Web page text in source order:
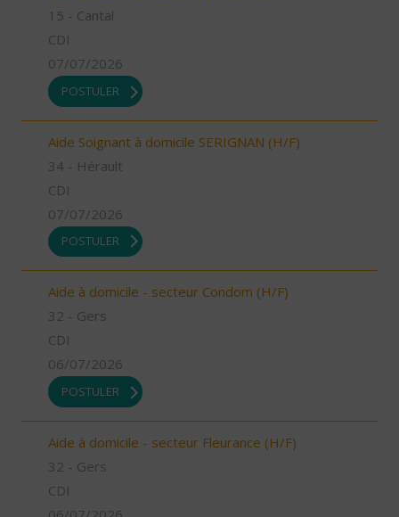
15 - Cantal
CDI
07/07/2026
POSTULER
Aide Soignant à domicile SERIGNAN (H/F)
34 - Hérault
CDI
07/07/2026
POSTULER
Aide à domicile - secteur Condom (H/F)
32 - Gers
CDI
06/07/2026
POSTULER
Aide à domicile - secteur Fleurance (H/F)
32 - Gers
CDI